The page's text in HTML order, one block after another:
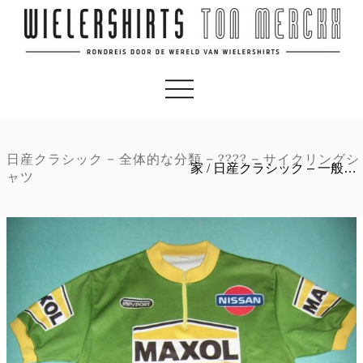
日産クラシック – 全体的な分類 – ???? – サイクリングシ
ャツ
家 / 日産クラシック – 一般…